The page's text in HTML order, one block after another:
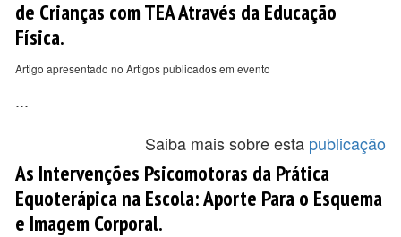
de Crianças com TEA Através da Educação
Física.
Artigo apresentado no Artigos publicados em evento
...
Saiba mais sobre esta publicação
As Intervenções Psicomotoras da Prática
Equoterápica na Escola: Aporte Para o Esquema
e Imagem Corporal.